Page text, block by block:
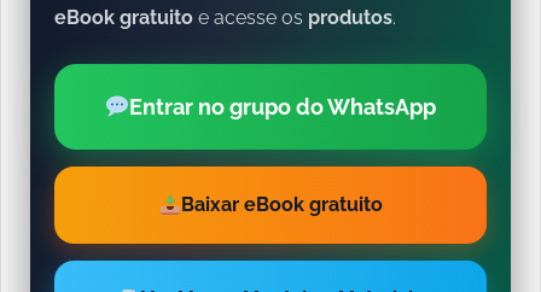
eBook gratuito e acesse os produtos.
Entrar no grupo do WhatsApp
Baixar eBook gratuito